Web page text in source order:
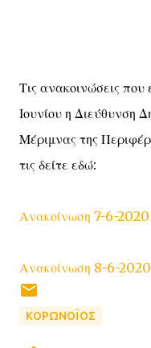
Τις ανακοινώσεις που
Ιουνίου η Διεύθυνση
Μέριμνας της
τις δείτε εδώ:
Ανακοίνωση 7-6-2020
Ανακοίνωση 8-6-2020
ΚΟΡΩΝΟΪΟΣ